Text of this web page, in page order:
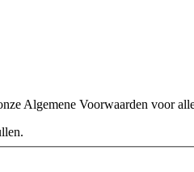
Algemene Voorwaarden voor